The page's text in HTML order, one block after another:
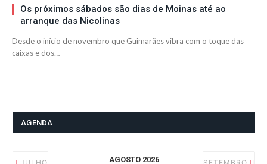
Os próximos sábados são dias de Moinas até ao
arranque das Nicolinas
Desde o início de novembro que Guimarães vibra com o toque das
caixas e dos…
AGENDA
AGOSTO 2026